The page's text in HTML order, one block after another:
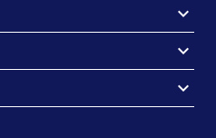
keyboard_arrow_down
keyboard_arrow_down
keyboard_arrow_down